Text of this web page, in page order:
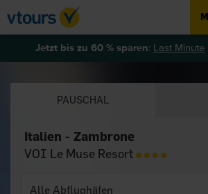
Jetzt bis zu 60 % sparen: Last Minute
PAUSCHAL
Italien - Zambrone
VOI Le Muse Resort